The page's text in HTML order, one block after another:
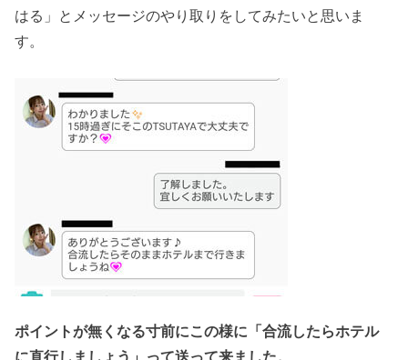
はる」とメッセージのやり取りをしてみたいと思いま
す。
ポイントが無くなる寸前にこの様に「合流したらホテル
に直行しましょう」って送って来ました。